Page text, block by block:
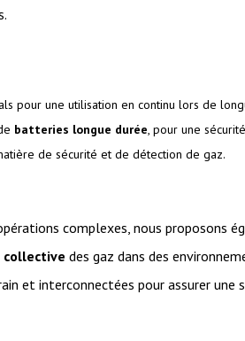
pour une utilisation en continu lors de
batteries longue durée, pour une
de sécurité et de détection de gaz.
complexes, nous proposons
collective des gaz dans des
et interconnectées pour assurer